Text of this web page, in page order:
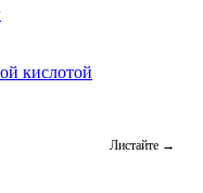
кислотой